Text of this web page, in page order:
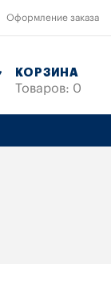
Оформление заказа
КОРЗИНА
Товаров: 0